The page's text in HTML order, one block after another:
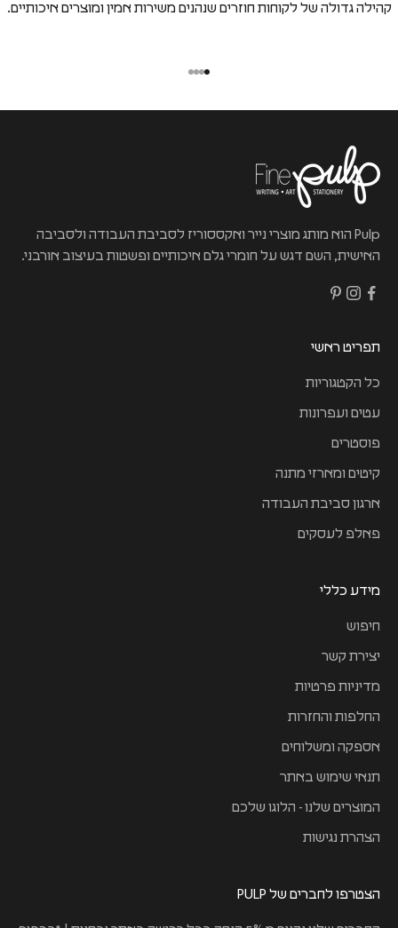
קהילה גדולה של לקוחות חוזרים שנהנים משירות אמין ומוצרים איכותיים.
Pulp הוא מותג מוצרי נייר ואקססוריז לסביבת העבודה ולסביבה
האישית, השם דגש על חומרי גלם איכותיים ופשטות בעיצוב אורבני.
תפריט ראשי
כל הקטגוריות
עטים ועפרונות
פוסטרים
קיטים ומארזי מתנה
ארגון סביבת העבודה
פאלפ לעסקים
מידע כללי
חיפוש
יצירת קשר
מדיניות פרטיות
החלפות והחזרות
אספקה ומשלוחים
תנאי שימוש באתר
המוצרים שלנו - הלוגו שלכם
הצהרת נגישות
הצטרפו לחברים של PULP